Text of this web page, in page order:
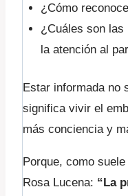
¿Cómo
¿Cuáles son las
la atención al
Estar informada no
significa vivir el
más conciencia y
Porque, como
Rosa Lucena: “La